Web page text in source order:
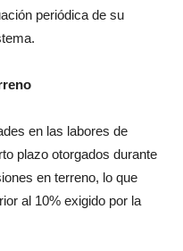
periódica de su
en las labores de
plazo otorgados durante
en terreno, lo que
al 10% exigido por la